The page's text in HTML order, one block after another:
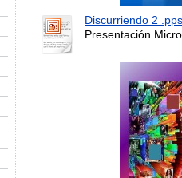
Discurriendo 2 .pps
Presentación